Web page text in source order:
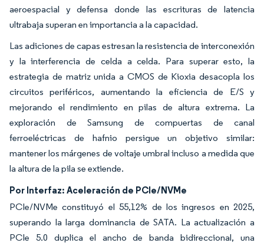
aeroespacial y defensa donde las escrituras de latencia
ultrabaja superan en importancia a la capacidad.
Las adiciones de capas estresan la resistencia de interconexión
y la interferencia de celda a celda. Para superar esto, la
estrategia de matriz unida a CMOS de Kioxia desacopla los
circuitos periféricos, aumentando la eficiencia de E/S y
mejorando el rendimiento en pilas de altura extrema. La
exploración de Samsung de compuertas de canal
ferroeléctricas de hafnio persigue un objetivo similar:
mantener los márgenes de voltaje umbral incluso a medida que
la altura de la pila se extiende.
Por Interfaz: Aceleración de PCIe/NVMe
PCIe/NVMe constituyó el 55,12% de los ingresos en 2025,
superando la larga dominancia de SATA. La actualización a
PCIe 5.0 duplica el ancho de banda bidireccional, una